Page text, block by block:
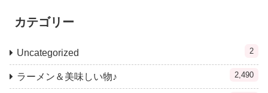
カテゴリー
Uncategorized 2
ラーメン＆美味しい物♪ 2,490